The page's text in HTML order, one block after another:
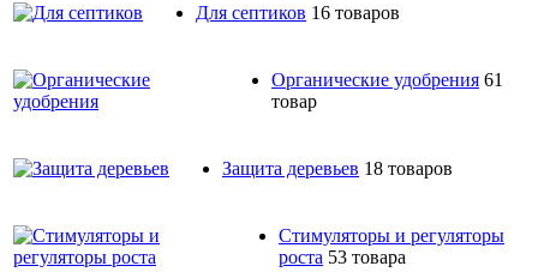
Для септиков 16 товаров
Органические удобрения 61
товар
Защита деревьев 18 товаров
Стимуляторы и регуляторы
роста 53 товара